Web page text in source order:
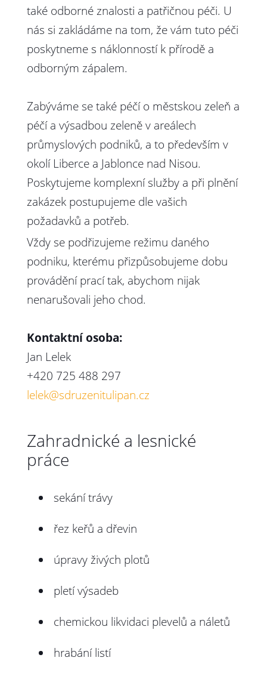
také odborné znalosti a patřičnou péči. U
nás si zakládáme na tom, že vám tuto péči
poskytneme s náklonností k přírodě a
odborným zápalem.
Zabýváme se také péčí o městskou zeleň a
péčí a výsadbou zeleně v areálech
průmyslových podniků, a to především v
okolí Liberce a Jablonce nad Nisou.
Poskytujeme komplexní služby a při plnění
zakázek postupujeme dle vašich
požadavků a potřeb.
Vždy se podřizujeme režimu daného
podniku, kterému přizpůsobujeme dobu
provádění prací tak, abychom nijak
nenarušovali jeho chod.
Kontaktní osoba:
Jan Lelek
+420 725 488 297
lelek@sdruzenitulipan.cz
Zahradnické a lesnické
práce
sekání trávy
řez keřů a dřevin
úpravy živých plotů
pletí výsadeb
chemickou likvidaci plevelů a náletů
hrabání listí